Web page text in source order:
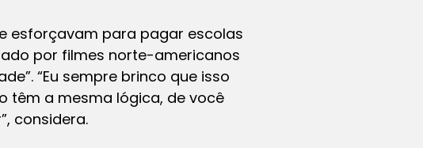
esforçavam para pagar escolas
por filmes norte-americanos
“Eu sempre brinco que isso
têm a mesma lógica, de você
considera.